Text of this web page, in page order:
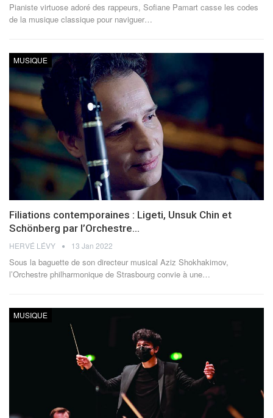
Pianiste virtuose adoré des rappeurs, Sofiane Pamart casse les codes
de la musique classique pour naviguer…
MUSIQUE
Filiations contemporaines : Ligeti, Unsuk Chin et
Schönberg par l’Orchestre…
HERVÉ LÉVY 13 Jan 2022
Sous la baguette de son directeur musical Aziz Shokhakimov,
l’Orchestre philharmonique de Strasbourg convie à une…
MUSIQUE